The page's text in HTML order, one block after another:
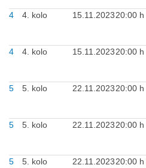
4
4. kolo 15.11.202320:00 h
4
4. kolo 15.11.202320:00 h
5
5. kolo 22.11.202320:00 h
5
5. kolo 22.11.202320:00 h
5
5. kolo 22.11.202320:00 h